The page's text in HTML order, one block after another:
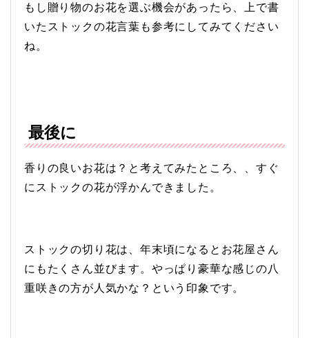
もし贈り物のお花を選ぶ機会があったら、上で書
いたストックの花言葉も参考にしてみてください
ね。
最後に
香りの良いお花は？と考えてみたところ、、すぐ
にストックの花が浮かんできました。
ストックの切り花は、年末頃になるとお花屋さん
にもたくさん並びます。やっぱり豪華な感じの八
重咲きの方が人気かな？という印象です。